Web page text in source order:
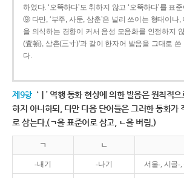
하였다. ‘오똑하다’도 취하지 않고 ‘오뚝하다’를 표
⑨ 다만, ‘부주, 사둔, 삼춘’은 널리 쓰이는 형태이나,
을 의식하는 경향이 커서 음성 모음화를 인정하지
(査頓), 삼촌(三寸)’과 같이 한자어 발음을 그대로
다.
제9항 ‘ㅣ’ 역행 동화 현상에 의한 발음은 원칙적
하지 아니하되, 다만 다음 단어들은 그러한 동화가
로 삼는다.(ㄱ을 표준어로 삼고, ㄴ을 버림.)
ㄱ ㄴ
-내기 -나기 서울-, 시골-,